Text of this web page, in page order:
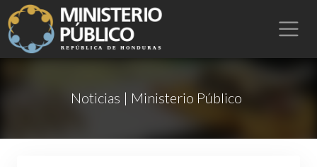
Noticias | Ministerio Público